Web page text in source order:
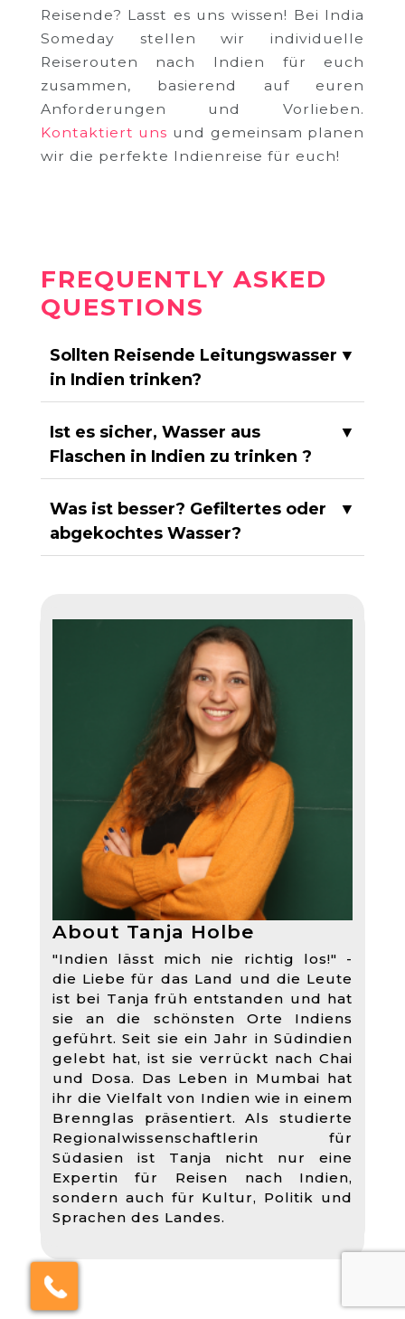
Reisende? Lasst es uns wissen! Bei India
Someday stellen wir individuelle
Reiserouten nach Indien für euch
zusammen, basierend auf euren
Anforderungen und Vorlieben.
Kontaktiert uns und gemeinsam planen
wir die perfekte Indienreise für euch!
FREQUENTLY ASKED
QUESTIONS
Sollten Reisende Leitungswasser
in Indien trinken?
▼
Ist es sicher, Wasser aus
Flaschen in Indien zu trinken ?
▼
Was ist besser? Gefiltertes oder
abgekochtes Wasser?
▼
About Tanja Holbe
"Indien lässt mich nie richtig los!" -
die Liebe für das Land und die Leute
ist bei Tanja früh entstanden und hat
sie an die schönsten Orte Indiens
geführt. Seit sie ein Jahr in Südindien
gelebt hat, ist sie verrückt nach Chai
und Dosa. Das Leben in Mumbai hat
ihr die Vielfalt von Indien wie in einem
Brennglas präsentiert. Als studierte
Regionalwissenschaftlerin für
Südasien ist Tanja nicht nur eine
Expertin für Reisen nach Indien,
sondern auch für Kultur, Politik und
Sprachen des Landes.